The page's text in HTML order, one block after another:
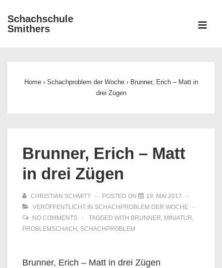
Zum
Inhalt
Schachschule
Smithers
Home › Schachproblem der Woche › Brunner, Erich – Matt in
drei Zügen
Brunner, Erich – Matt
in drei Zügen
CHRISTIAN SCHMITT POSTED ON
19. MAI 2017
VERÖFFENTLICHT IN SCHACHPROBLEM DER WOCHE
NO COMMENTS
TAGGED WITH BRUNNER, MINIATUR,
PROBLEMSCHACH , SCHACHPROBLEM
Brunner, Erich – Matt in drei Zügen